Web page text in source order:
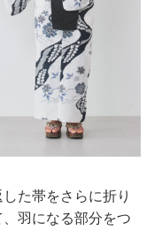
た帯をさらに折り
、羽になる部分をつ